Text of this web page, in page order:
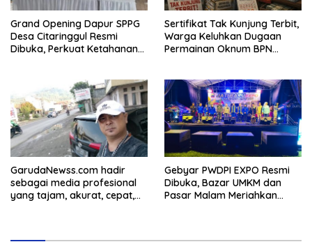
Grand Opening Dapur SPPG
Desa Citaringgul Resmi
Dibuka, Perkuat Ketahanan
Sertifikat Tak Kunjung Terbit,
Warga Keluhkan Dugaan
Permainan Oknum BPN
GarudaNewss.com hadir
sebagai media profesional
yang tajam, akurat, cepat,
Gebyar PWDPI EXPO Resmi
Dibuka, Bazar UMKM dan
Pasar Malam Meriahkan